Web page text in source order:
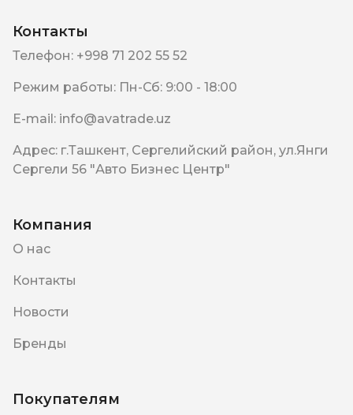
Контакты
Телефон: +998 71 202 55 52
Режим работы: Пн-Сб: 9:00 - 18:00
E-mail: info@avatrade.uz
Адрес: г.Ташкент, Сергелийский район, ул.Янги
Сергели 56 "Авто Бизнес Центр"
Компания
О нас
Контакты
Новости
Бренды
Покупателям